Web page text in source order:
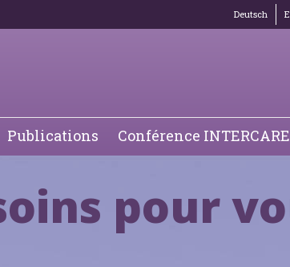
Deutsch
Publications Conférence INTERCARE
pour